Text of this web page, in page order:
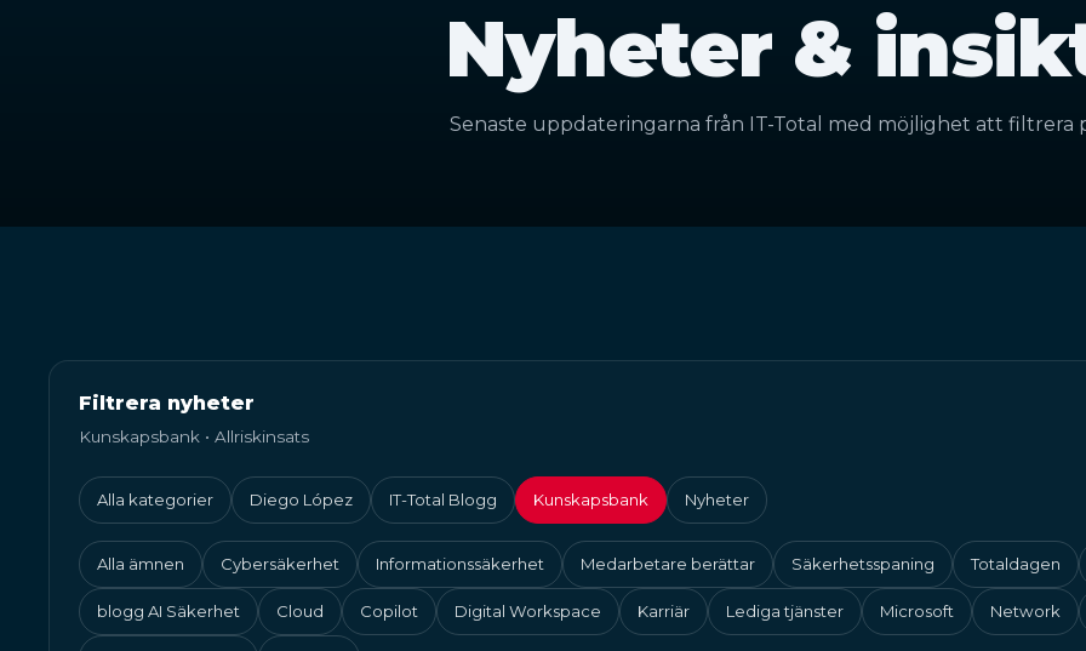
Nyheter &
Senaste uppdateringarna från IT-Total med möjlighet att filtrera
Filtrera nyheter
Kunskapsbank • Allriskinsats
Alla kategorier Diego López IT-Total Blogg Kunskapsbank Nyheter
Alla ämnen Cybersäkerhet Informationssäkerhet Medarbetare berättar Säkerhetsspaning Totaldagen
blogg AI Säkerhet Cloud Copilot Digital Workspace Karriär Lediga tjänster Microsoft Network